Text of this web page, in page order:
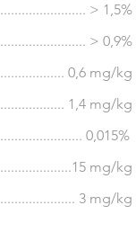
> 1,5%
> 0,9%
0,6 mg/kg
1,4 mg/kg
0,015%
mg/kg
3 mg/kg